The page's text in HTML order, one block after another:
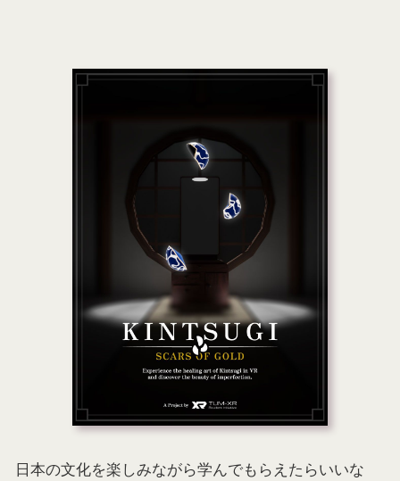
日本の文化を楽しみながら学んでもらえたらいいな